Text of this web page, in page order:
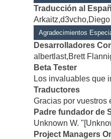
Traducción al
Agradecimientos
Desarrolladores
albertlast,Brett
Beta Tester
Los invaluables que
Traductores
Gracias por vuestros
Padre fundador de
Unknown W.
Project Managers